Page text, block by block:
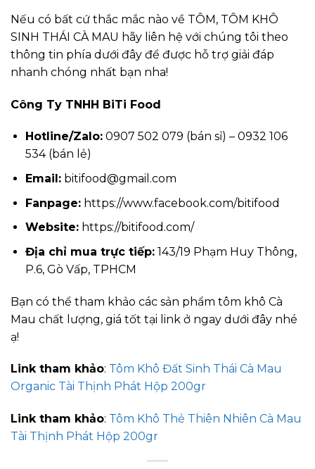
Nếu có bất cứ thắc mắc nào về TÔM, TÔM KHÔ
SINH THÁI CÀ MAU hãy liên hệ với chúng tôi theo
thông tin phía dưới đây để được hỗ trợ giải đáp
nhanh chóng nhất bạn nha!
Công Ty TNHH BiTi Food
Hotline/Zalo:0907 502 079 (bán sỉ) – 0932 106
534 (bán lẻ)
Email:bitifood@gmail.com
Fanpage:https://www.facebook.com/bitifood
Website:https://bitifood.com/
Địa chỉ mua trực tiếp:143/19 Phạm Huy Thông,
P.6, Gò Vấp, TPHCM
Bạn có thể tham khảo các sản phẩm tôm khô Cà
Mau chất lượng, giá tốt tại link ở ngay dưới đây nhé
ạ!
Link tham khảo: Tôm Khô Đất Sinh Thái Cà Mau
Organic Tài Thịnh Phát Hộp 200gr
Link tham khảo: Tôm Khô Thẻ Thiên Nhiên Cà Mau
Tài Thịnh Phát Hộp 200gr